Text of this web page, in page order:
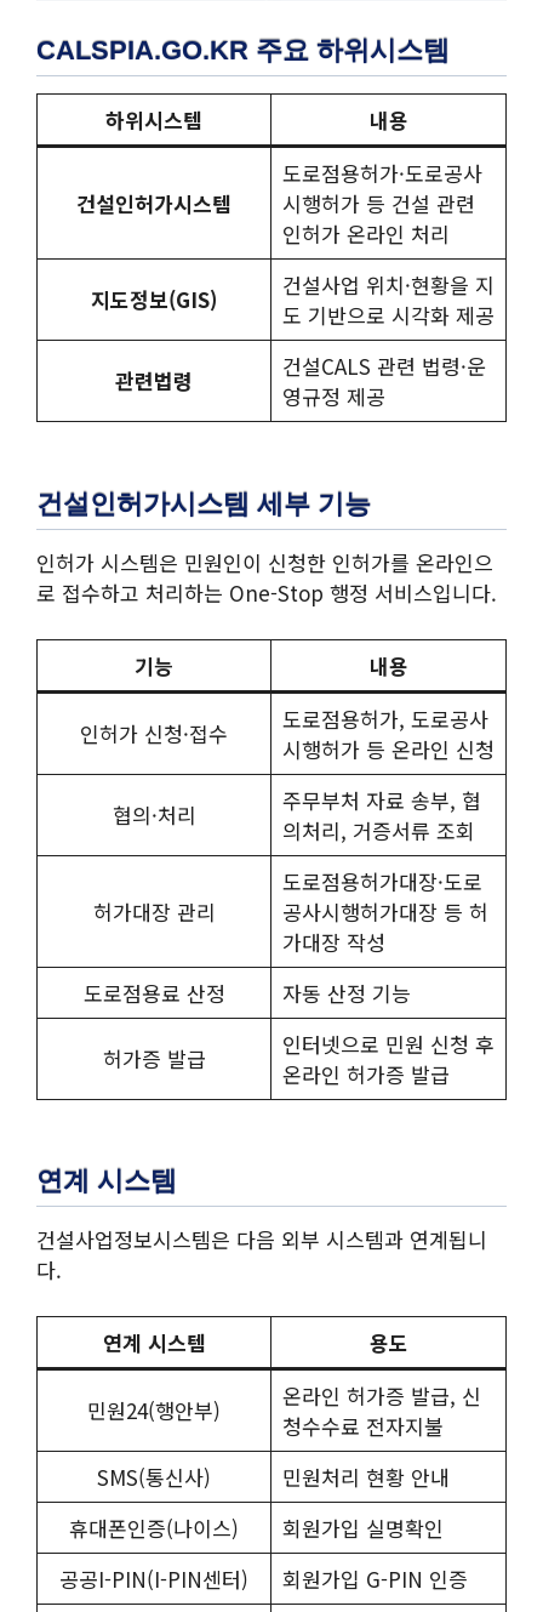
CALSPIA.GO.KR 주요 하위시스템
하위시스템 내용
건설인허가시스템
도로점용허가·도로공사
시행허가 등 건설 관련
인허가 온라인 처리
지도정보(GIS)
건설사업 위치·현황을 지
도 기반으로 시각화 제공
관련법령
건설CALS 관련 법령·운
영규정 제공
건설인허가시스템 세부 기능
인허가 시스템은 민원인이 신청한 인허가를 온라인으
로 접수하고 처리하는 One-Stop 행정 서비스입니다.
기능 내용
인허가 신청·접수
도로점용허가, 도로공사
시행허가 등 온라인 신청
협의·처리
주무부처 자료 송부, 협
의처리, 거증서류 조회
허가대장 관리
도로점용허가대장·도로
공사시행허가대장 등 허
가대장 작성
도로점용료 산정
자동 산정 기능
허가증 발급
인터넷으로 민원 신청 후
온라인 허가증 발급
연계 시스템
건설사업정보시스템은 다음 외부 시스템과 연계됩니
다.
연계 시스템 용도
민원24(행안부)
온라인 허가증 발급, 신
청수수료 전자지불
SMS(통신사)
민원처리 현황 안내
휴대폰인증(나이스)
회원가입 실명확인
공공I-PIN(I-PIN센터)
회원가입 G-PIN 인증